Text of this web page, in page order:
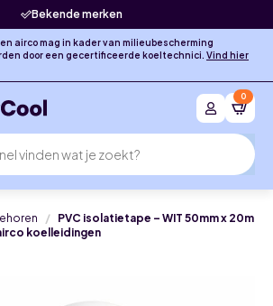
Bekende merken
airco mag in kader van milieubescherming
door een gecertificeerde koeltechnici. Vind hier
0
PVC isolatietape – WIT 50mm x 20m
koelleidingen